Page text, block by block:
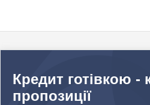
Кредит готівкою -
пропозиції